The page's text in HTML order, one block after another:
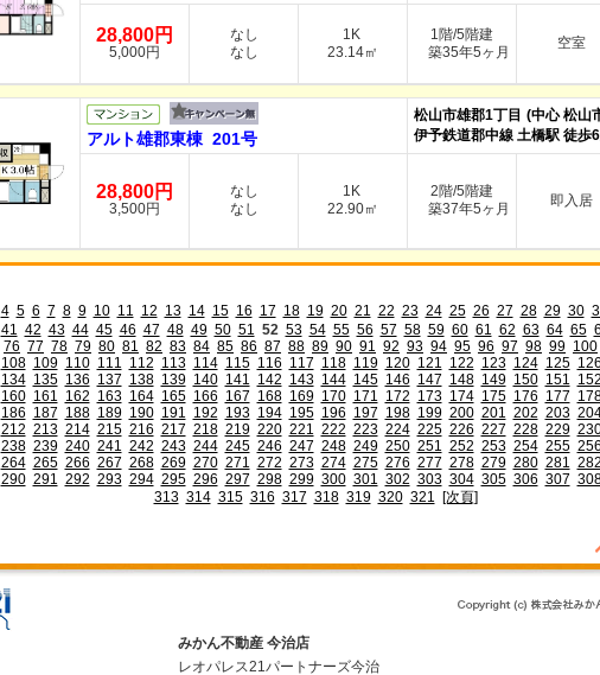
28,800円
5,000円
なし
なし
1K
23.14㎡
1階/5階建
築35年5ヶ月
空室
アルト雄郡東棟 201号
松山市雄郡1丁目 (中心 松山
伊予鉄道郡中線 土橋駅 徒歩
28,800円
3,500円
なし
なし
1K
22.90㎡
2階/5階建
築37年5ヶ月
即入居
4 5 6 7 8 9 10 11 12 13 14 15 16 17 18 19 20 21 22 23 24 25 26 27 28 29 30
41 42 43 44 45 46 47 48 49 50 51 52 53 54 55 56 57 58 59 60 61 62 63 64 65
76 77 78 79 80 81 82 83 84 85 86 87 88 89 90 91 92 93 94 95 96 97 98 99 100
108 109 110 111 112 113 114 115 116 117 118 119 120 121 122 123 124 125 126
134 135 136 137 138 139 140 141 142 143 144 145 146 147 148 149 150 151 152
160 161 162 163 164 165 166 167 168 169 170 171 172 173 174 175 176 177
186 187 188 189 190 191 192 193 194 195 196 197 198 199 200 201 202 203
212 213 214 215 216 217 218 219 220 221 222 223 224 225 226 227 228 229
238 239 240 241 242 243 244 245 246 247 248 249 250 251 252 253 254 255 256
264 265 266 267 268 269 270 271 272 273 274 275 276 277 278 279 280 281 282
290 291 292 293 294 295 296 297 298 299 300 301 302 303 304 305 306 307
313 314 315 316 317 318 319 320 321 [次頁]
みかん不動産 今治店
レオパレス21パートナーズ今治